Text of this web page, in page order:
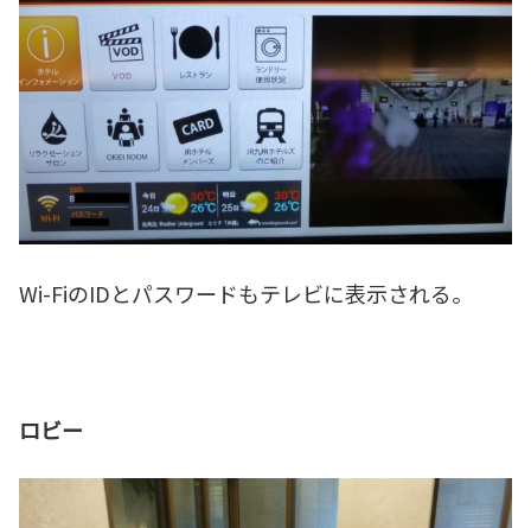
Wi-FiのIDとパスワードもテレビに表示される。
ロビー